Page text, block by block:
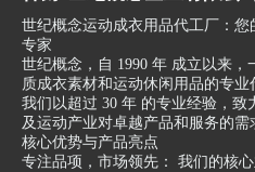
世纪概念运动成衣用品代工厂：
专家
世纪概念，自 1990 年 成立以来，
质成衣素材和运动休闲用品的专业
我们以超过 30 年 的专业经验，致
及运动产业对卓越产品和服务的需
核心优势与产品亮点
专注品项，市场领先： 我们的核